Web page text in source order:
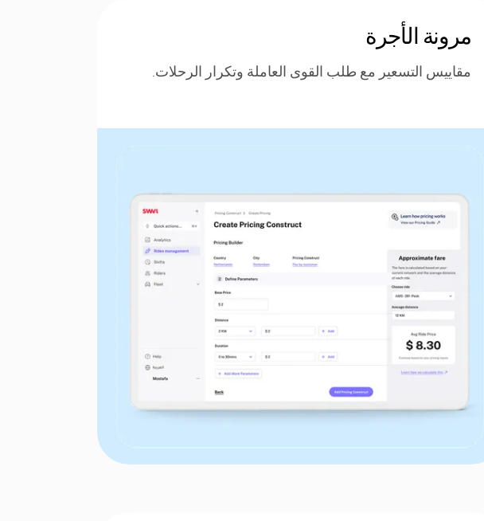
مرونة الأجرة
مقاييس التسعير مع طلب القوى العاملة وتكرار الرحلات.